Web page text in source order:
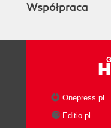
Blue-
Writing
Współpraca
Onepress.pl
Editio.pl